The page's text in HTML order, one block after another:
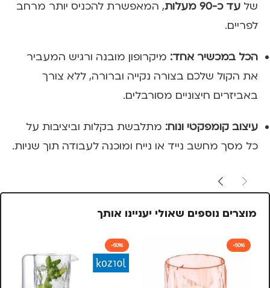
של עד כ-90 מעלות
, המאפשרת להכניס יותר מרחב
לפריים.
הכל במכשיר אחד: מיקרופון מובנה ורגיש המעביר
את הקול שלכם בצורה נקייה וברורה, ללא צורך
באביזרים חיצוניים מסורבלים.
עיצוב קומפקטי ונוח: מתלבשת בקלות וביציבות על
כל מסך מחשב נייד או נייח ומוכנה לעבודה תוך שניות.
מוצרים נוספים שאולי יעניינו אותך
-50%
-50%